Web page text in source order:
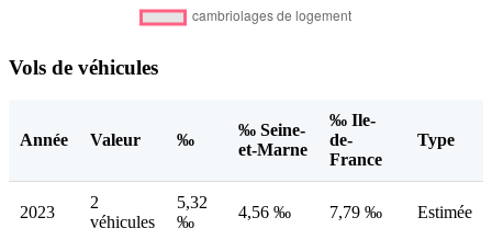
Vols de véhicules
Année Valeur ‰
‰ Seine-
et-Marne
‰ Ile-
de-
France
Type
2023
2
véhicules
5,32
‰
4,56 ‰ 7,79 ‰ Estimée